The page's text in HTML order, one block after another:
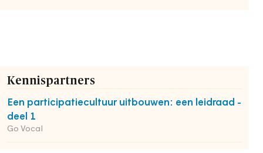
Kennispartners
Een participatiecultuur uitbouwen: een leidraad -
deel 1
Go Vocal